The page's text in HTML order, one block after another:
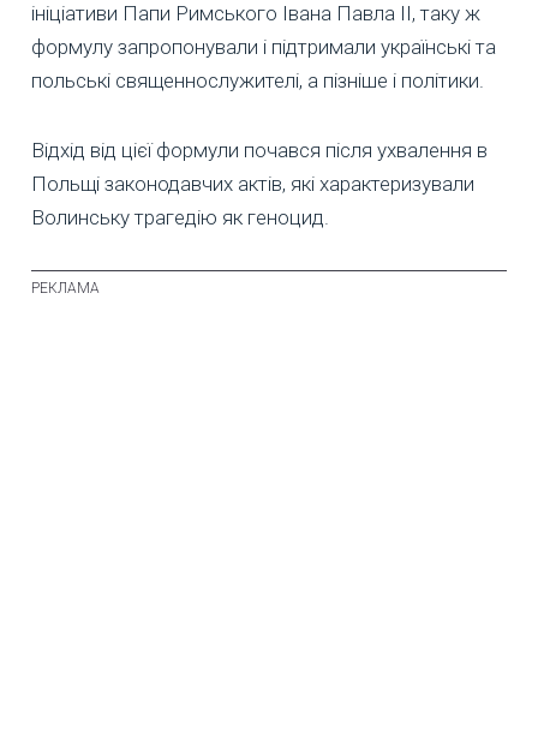
ініціативи Папи Римського Івана Павла ІІ, таку ж
формулу запропонували і підтримали українські та
польські священнослужителі, а пізніше і політики.
Відхід від цієї формули почався після ухвалення в
Польщі законодавчих актів, які характеризували
Волинську трагедію як геноцид.